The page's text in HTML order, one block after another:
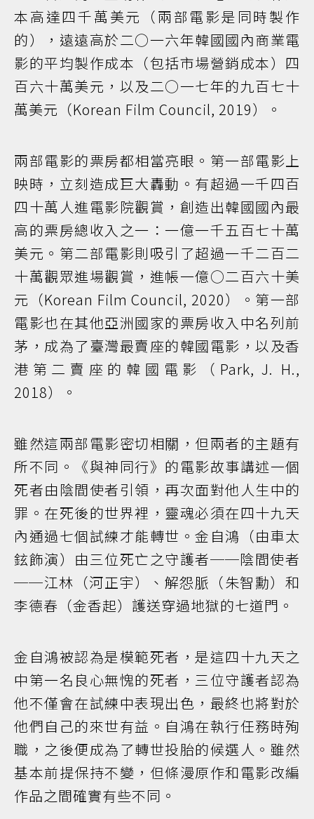
本高達四千萬美元（兩部電影是同時製作
的），遠遠高於二○一六年韓國國內商業電
影的平均製作成本（包括市場營銷成本）四
百六十萬美元，以及二○一七年的九百七十
萬美元（Korean Film Council, 2019）。
兩部電影的票房都相當亮眼。第一部電影上
映時，立刻造成巨大轟動。有超過一千四百
四十萬人進電影院觀賞，創造出韓國國內最
高的票房總收入之一：一億一千五百七十萬
美元。第二部電影則吸引了超過一千二百二
十萬觀眾進場觀賞，進帳一億○二百六十美
元（Korean Film Council, 2020）。第一部
電影也在其他亞洲國家的票房收入中名列前
茅，成為了臺灣最賣座的韓國電影，以及香
港第二賣座的韓國電影（Park, J. H.,
2018）。
雖然這兩部電影密切相關，但兩者的主題有
所不同。《與神同行》的電影故事講述一個
死者由陰間使者引領，再次面對他人生中的
罪。在死後的世界裡，靈魂必須在四十九天
內通過七個試練才能轉世。金自鴻（由車太
鉉飾演）由三位死亡之守護者──陰間使者
──江林（河正宇）、解怨脈（朱智勳）和
李德春（金香起）護送穿過地獄的七道門。
金自鴻被認為是模範死者，是這四十九天之
中第一名良心無愧的死者，三位守護者認為
他不僅會在試練中表現出色，最終也將對於
他們自己的來世有益。自鴻在執行任務時殉
職，之後便成為了轉世投胎的候選人。雖然
基本前提保持不變，但條漫原作和電影改編
作品之間確實有些不同。